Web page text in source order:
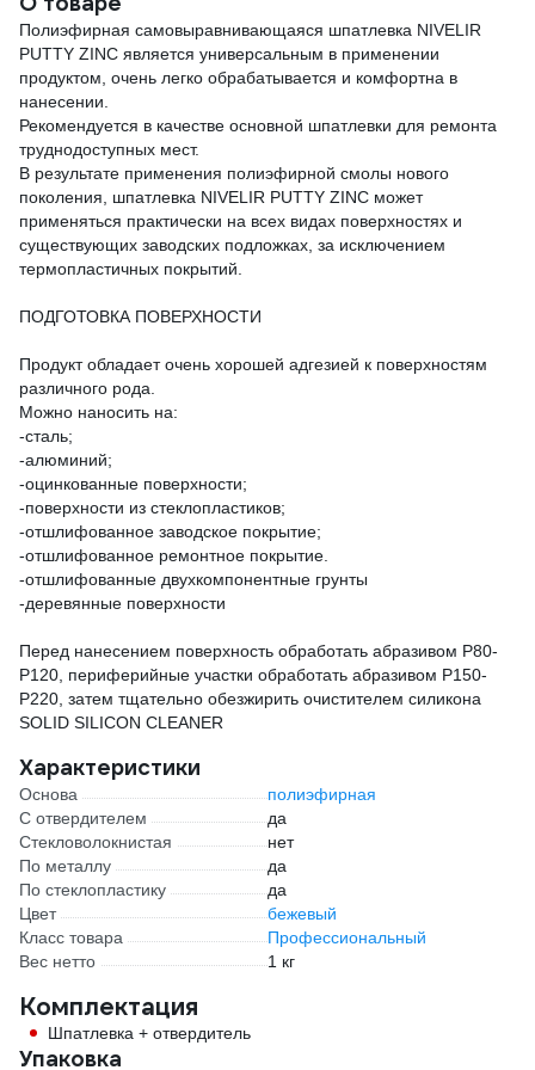
Полиэфирная самовыравнивающаяся шпатлевка NIVELIR
PUTTY ZINC является универсальным в применении
продуктом, очень легко обрабатывается и комфортна в
нанесении.
Рекомендуется в качестве основной шпатлевки для ремонта
труднодоступных мест.
В результате применения полиэфирной смолы нового
поколения, шпатлевка NIVELIR PUTTY ZINC может
применяться практически на всех видах поверхностях и
существующих заводских подложках, за исключением
термопластичных покрытий.
ПОДГОТОВКА ПОВЕРХНОСТИ
Продукт обладает очень хорошей адгезией к поверхностям
различного рода.
Можно наносить на:
-сталь;
-алюминий;
-оцинкованные поверхности;
-поверхности из стеклопластиков;
-отшлифованное заводское покрытие;
-отшлифованное ремонтное покрытие.
-отшлифованные двухкомпонентные грунты
-деревянные поверхности
Перед нанесением поверхность обработать абразивом Р80-
Р120, периферийные участки обработать абразивом Р150-
Р220, затем тщательно обезжирить очистителем силикона
SOLID SILICON CLEANER
Характеристики
Основа
полиэфирная
С отвердителем
да
Стекловолокнистая
нет
По металлу
да
По стеклопластику
да
Цвет
бежевый
Класс товара
Профессиональный
Вес нетто
1 кг
Комплектация
Шпатлевка + отвердитель
Упаковка